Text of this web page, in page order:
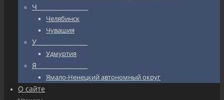
Ч_________________
Челябинск
Чувашия
У_________________
Удмуртия
Я_________________
Ямало-Ненецкий автономный округ
О сайте